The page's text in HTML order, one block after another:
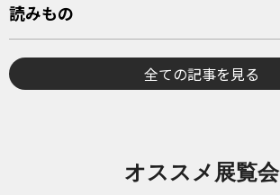
読みもの
全ての記事を見る
オススメ展覧会